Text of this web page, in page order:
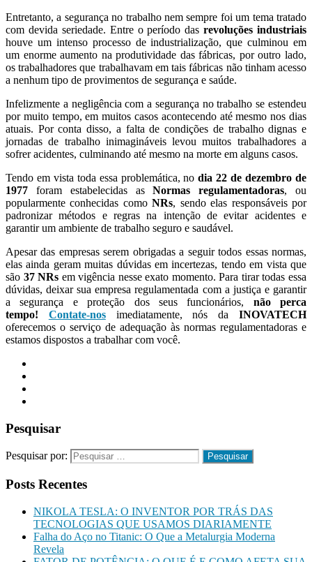
Entretanto, a segurança no trabalho nem sempre foi um tema tratado
com devida seriedade. Entre o período dasrevoluções industriais
houve um intenso processo de industrialização, que culminou em
um enorme aumento na produtividade das fábricas, por outro lado,
os trabalhadores que trabalhavam em tais fábricas não tinham acesso
a nenhum tipo de provimentos de segurança e saúde.
Infelizmente a negligência com a segurança no trabalho se estendeu
por muito tempo, em muitos casos acontecendo até mesmo nos dias
atuais. Por conta disso, a falta de condições de trabalho dignas e
jornadas de trabalho inimagináveis levou muitos trabalhadores a
sofrer acidentes, culminando até mesmo na morte em alguns casos.
Tendo em vista toda essa problemática, nodia 22 de dezembro de
1977 foram estabelecidas asNormas regulamentadoras, ou
popularmente conhecidas comoNRs, sendo elas responsáveis por
padronizar métodos e regras na intenção de evitar acidentes e
garantir um ambiente de trabalho seguro e saudável.
Apesar das empresas serem obrigadas a seguir todos essas normas,
elas ainda geram muitas dúvidas em incertezas, tendo em vista que
são 37 NRs em vigência nesse exato momento. Para tirar todas essa
dúvidas, deixar sua empresa regulamentada com a justiça e garantir
a segurança e proteção dos seus funcionários, não perca
tempo! Contate-nos imediatamente, nós daINOVATECH
oferecemos o serviço de adequação às normas regulamentadoras e
estamos dispostos a trabalhar com você.
Pesquisar
Pesquisar por:
Posts Recentes
NIKOLA TESLA: O INVENTOR POR TRÁS DAS
TECNOLOGIAS QUE USAMOS DIARIAMENTE
Falha do Aço no Titanic: O Que a Metalurgia Moderna
Revela